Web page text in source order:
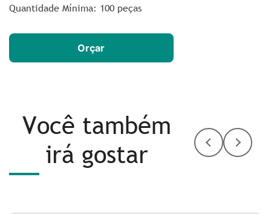
Quantidade Mínima: 100 peças
Orçar
Você também
irá gostar